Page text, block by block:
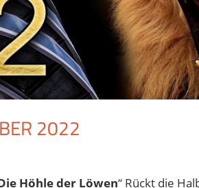
2022
vom
Höhle der Löwen“ Rückt die